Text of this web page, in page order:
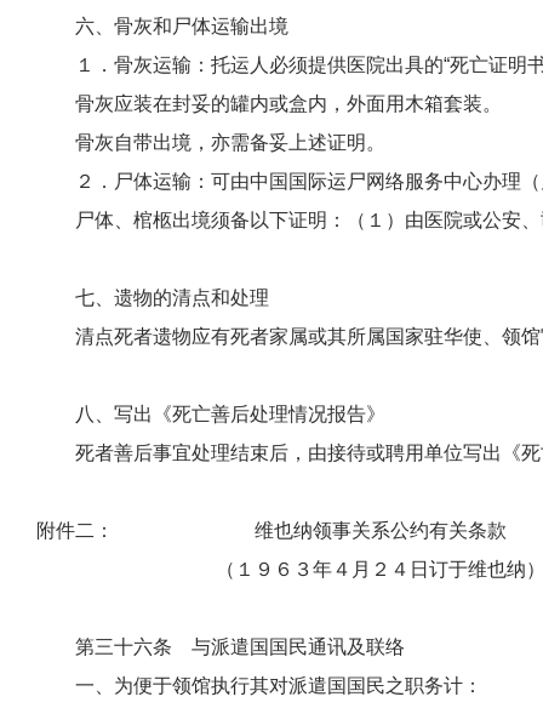
六、 骨灰和尸体运输出境
１．骨灰运输：托运人必须提供医院出具的“死亡证明书
骨灰应装在封妥的罐内或盒内，外面用木箱套装。
骨灰自带出境，亦需备妥上述证明。
２．尸体运输：可由中国国际运尸网络服务中心办理（
尸体、棺柩出境须备以下证明：（１）由医院或公安、司
七、 遗物的清点和处理
清点死者遗物应有死者家属或其所属国家驻华使、领馆
八、 写出《死亡善后处理情况报告》
死者善后事宜处理结束后，由接待或聘用单位写出《死
附件二： 维也纳领事关系公约有关条款
（１９６３年４月２４日订于维也纳
第三十六条 与派遣国国民通讯及联络
一、为便于领馆执行其对派遣国国民之职务计：